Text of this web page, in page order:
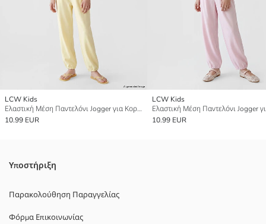
LCW Kids
Ελαστική Μέση Παντελόνι Jogger για Κορίτσια
10.99 EUR
LCW Kids
10.99 EUR
Υποστήριξη
Παρακολούθηση Παραγγελίας
Φόρμα Επικοινωνίας